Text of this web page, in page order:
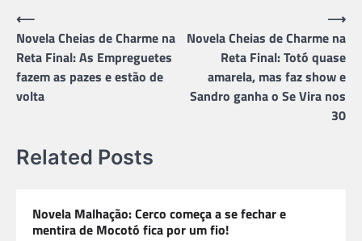
Navegação
de
Post
⟵
Novela Cheias de Charme na
Reta Final: As Empreguetes
fazem as pazes e estão de
volta
Novela Cheias de Charme na
Reta Final: Totó quase
amarela, mas faz show e
Sandro ganha o Se Vira nos
30
⟶
Related Posts
Novela Malhação: Cerco começa a se fechar e
mentira de Mocotó fica por um fio!